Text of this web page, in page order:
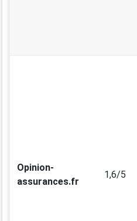
Opinion-
assurances.fr
1,6/5